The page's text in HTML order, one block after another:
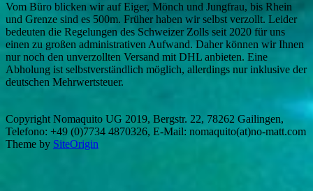
Vom Büro blicken wir auf Eiger, Mönch und Jungfrau, bis Rhein
und Grenze sind es 500m. Früher haben wir selbst verzollt. Leider
bedeuten die Regelungen des Schweizer Zolls seit 2020 für uns
einen zu großen administrativen Aufwand. Daher können wir Ihnen
nur noch den unverzollten Versand mit DHL anbieten. Eine
Abholung ist selbstverständlich möglich, allerdings nur inklusive der
deutschen Mehrwertsteuer.
Copyright Nomaquito UG 2019, Bergstr. 22, 78262 Gailingen,
Telefono: +49 (0)7734 4870326, E-Mail: nomaquito(at)no-matt.com
Theme by SiteOrigin